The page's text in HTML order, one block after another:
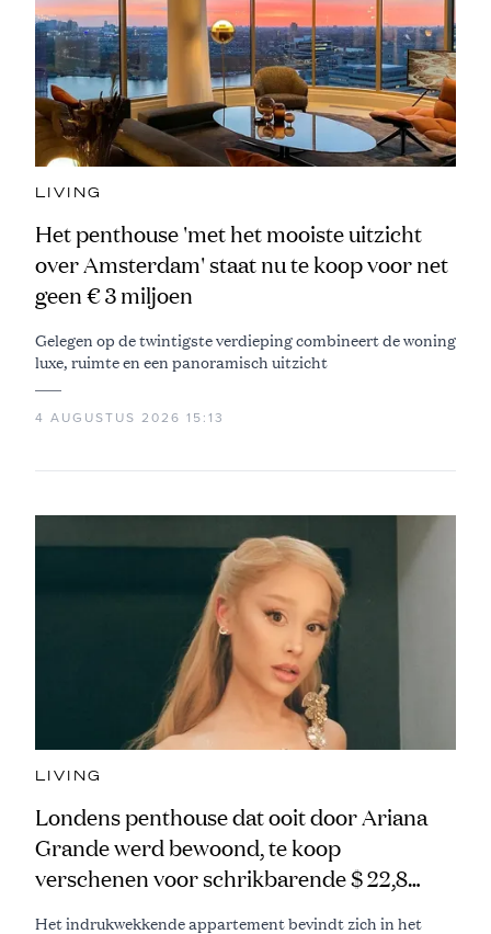
LIVING
Het penthouse 'met het mooiste uitzicht
over Amsterdam' staat nu te koop voor net
geen € 3 miljoen
Gelegen op de twintigste verdieping combineert de woning
luxe, ruimte en een panoramisch uitzicht
4 AUGUSTUS 2026 15:13
LIVING
Londens penthouse dat ooit door Ariana
Grande werd bewoond, te koop
verschenen voor schrikbarende $ 22,8
Het indrukwekkende appartement bevindt zich in het